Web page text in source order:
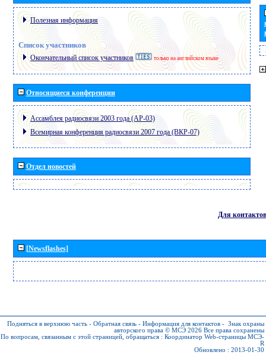
Полезная информация
Список участников
Окончательный список участников только на английском языке
Относящиеся конференции
Ассамблея радиосвязи 2003 года (АР-03)
Всемирная конференция радиосвязи 2007 года (ВКР-07)
Отдел новостей
Для контактов
[Newsflashes]
Подняться в верхнюю часть - Обратная связь - Информация для контактов - Знак охраны
авторского права © МСЭ 2026 Все права сохранены
По вопросам, связанным с этой страницей, обращаться : Координатор Web-страницы МСЭ-
R
Обновлено : 2013-01-30